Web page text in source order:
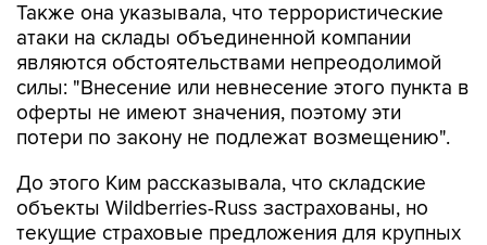
Также она указывала, что террористические
атаки на склады объединенной компании
являются обстоятельствами непреодолимой
силы: "Внесение или невнесение этого пункта в
оферты не имеют значения, поэтому эти
потери по закону не подлежат возмещению".
До этого Ким рассказывала, что складские
объекты Wildberries-Russ застрахованы, но
текущие страховые предложения для крупных